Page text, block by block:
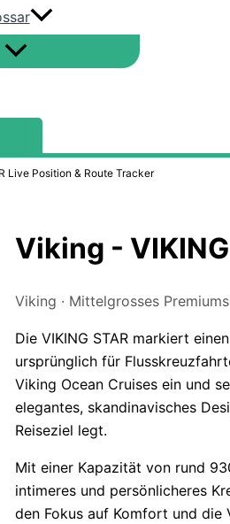
Live Position & Route Tracker
Viking -
Viking · Mittelgrosses
Die VIKING STAR markiert
ursprünglich für
Viking Ocean Cruises ein und
elegantes, skandinavisches
Reiseziel legt.
Mit einer Kapazität von rund
intimeres und persönlicheres
den Fokus auf Komfort und die